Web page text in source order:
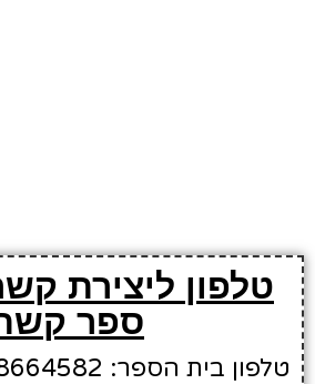
טלפון ליצירת
ספר
טלפון בית הספר: 08-8664582